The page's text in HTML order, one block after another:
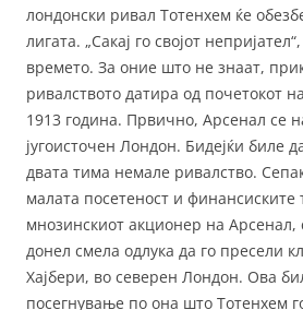
лондонски ривал Тотенхем ќе
лигата. „Сакај го својот
времето. За оние што не знаат,
ривалството датира од почетокот
1913 година. Првично, Арсенал се
југоисточен Лондон. Бидејќи биле
двата тима немале ривалство.
малата посетеност и финансиските
мнозинскиот акционер на
донел смела одлука да го пресели
Хајбери, во северен Лондон. Ова
посегнување по она што Тотенхем